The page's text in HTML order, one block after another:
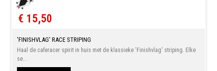
€ 15,50
'FINISHVLAG' RACE STRIPING
Haal de caferacer spirit in huis met de klassieke 'Finishvlag' striping. Elke
se...